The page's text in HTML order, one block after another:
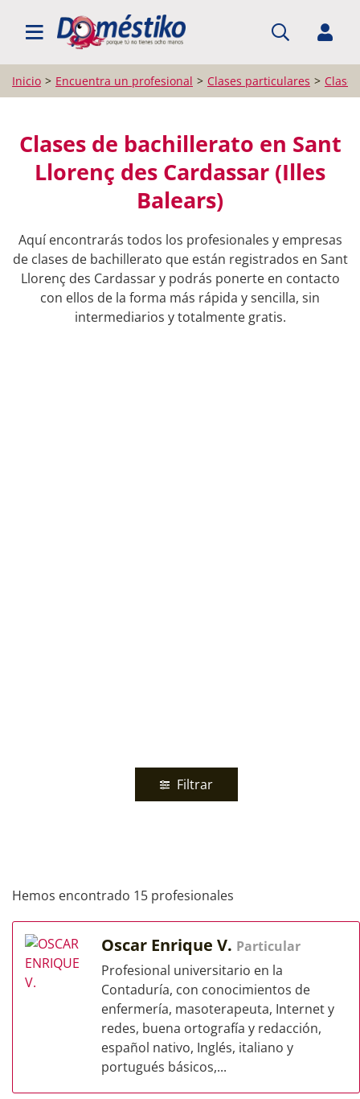
BUSCAR PROFESIONALES
Inicio Encuentra un profesional Clases particulares
Clases de bachillerato en Sant
Llorenç des Cardassar (Illes
Balears)
Aquí encontrarás todos los profesionales y empresas
de clases de bachillerato que están registrados en Sant
Llorenç des Cardassar y podrás ponerte en contacto
con ellos de la forma más rápida y sencilla, sin
intermediarios y totalmente gratis.
Filtrar
Hemos encontrado 15 profesionales
Oscar Enrique V. Particular
Profesional universitario en la
Contaduría, con conocimientos de
enfermería, masoterapeuta, Internet y
redes, buena ortografía y redacción,
español nativo, Inglés, italiano y
portugués básicos,...